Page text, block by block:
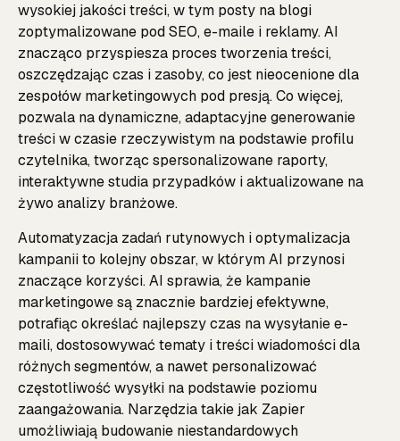
wysokiej jakości treści, w tym posty na blogi
zoptymalizowane pod SEO, e-maile i reklamy. AI
znacząco przyspiesza proces tworzenia treści,
oszczędzając czas i zasoby, co jest nieocenione dla
zespołów marketingowych pod presją. Co więcej,
pozwala na dynamiczne, adaptacyjne generowanie
treści w czasie rzeczywistym na podstawie profilu
czytelnika, tworząc spersonalizowane raporty,
interaktywne studia przypadków i aktualizowane na
żywo analizy branżowe.
Automatyzacja zadań rutynowych i optymalizacja
kampanii to kolejny obszar, w którym AI przynosi
znaczące korzyści. AI sprawia, że kampanie
marketingowe są znacznie bardziej efektywne,
potrafiąc określać najlepszy czas na wysyłanie e-
maili, dostosowywać tematy i treści wiadomości dla
różnych segmentów, a nawet personalizować
częstotliwość wysyłki na podstawie poziomu
zaangażowania. Narzędzia takie jak Zapier
umożliwiają budowanie niestandardowych